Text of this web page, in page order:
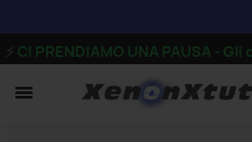
UNA PAUSA - Gli